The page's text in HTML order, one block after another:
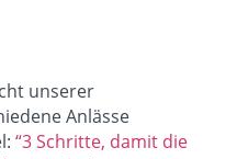
unserer
Anlässe
“3 Schritte, damit die